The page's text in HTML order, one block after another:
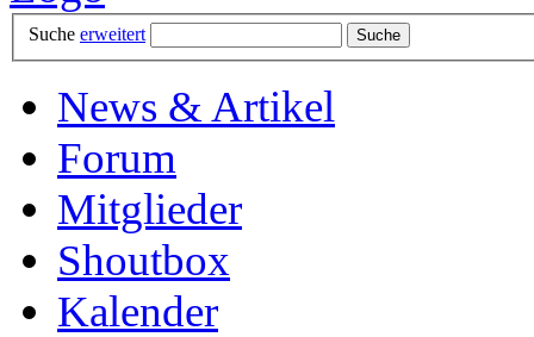
Suche erweitert
News & Artikel
Forum
Mitglieder
Shoutbox
Kalender